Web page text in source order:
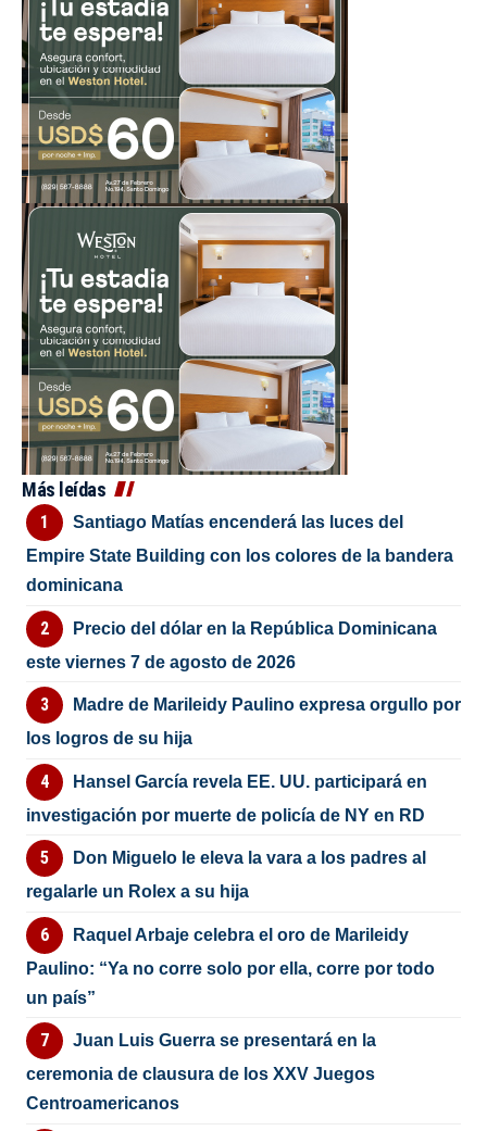
Más leídas
Santiago Matías encenderá las luces del
Empire State Building con los colores de la bandera
dominicana
Precio del dólar en la República Dominicana
este viernes 7 de agosto de 2026
Madre de Marileidy Paulino expresa orgullo por
los logros de su hija
Hansel García revela EE. UU. participará en
investigación por muerte de policía de NY en RD
Don Miguelo le eleva la vara a los padres al
regalarle un Rolex a su hija
Raquel Arbaje celebra el oro de Marileidy
Paulino: “Ya no corre solo por ella, corre por todo
un país”
Juan Luis Guerra se presentará en la
ceremonia de clausura de los XXV Juegos
Centroamericanos